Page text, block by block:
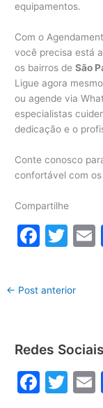
equipamentos.
Com o
você precisa está
os bairros deSão
Ligue agora
ou agende via
especialistas
dedicação e o
Conte conosco
confortável com
Compartilhe
F
e
o
o
k
T
er
← Post anterior
Redes Sociais
F
T